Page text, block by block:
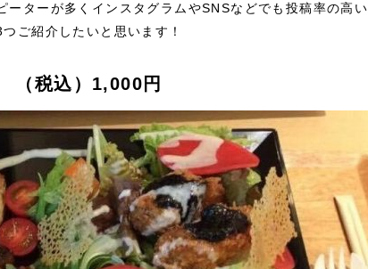
ーターが多くインスタグラムやSNSなどでも投稿率の高い
ご紹介したいと思います！
（税込）1,000円